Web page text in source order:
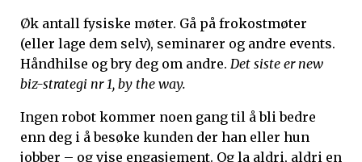
Øk antall fysiske møter. Gå på frokostmøter
(eller lage dem selv), seminarer og andre events.
Håndhilse og bry deg om andre. Det siste er new
biz-strategi nr 1, by the way.
Ingen robot kommer noen gang til å bli bedre
enn deg i å besøke kunden der han eller hun
jobber – og vise engasjement. Og la aldri, aldri en